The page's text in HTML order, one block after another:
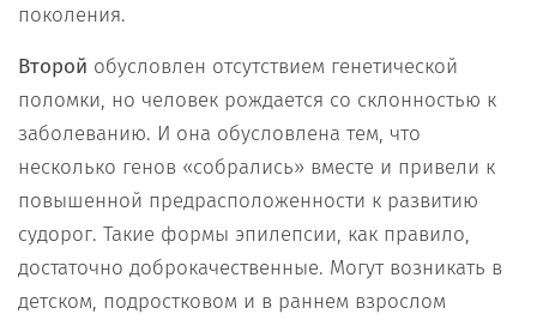
поколения.
Второй обусловлен отсутствием генетической
поломки, но человек рождается со склонностью к
заболеванию. И она обусловлена тем, что
несколько генов «собрались» вместе и привели к
повышенной предрасположенности к развитию
судорог. Такие формы эпилепсии, как правило,
достаточно доброкачественные. Могут возникать в
детском, подростковом и в раннем взрослом